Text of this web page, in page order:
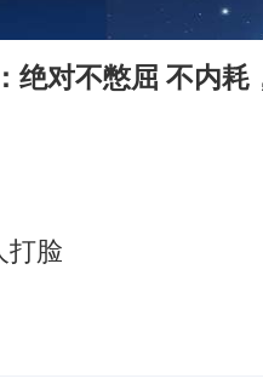
985博士后被曝在妻子孕
“空调24小时开着更省电”
绝对不憋屈 不内
打脸